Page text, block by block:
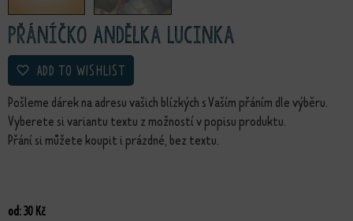
Přáníčko Andělka Lucinka
ADD TO WISHLIST
Pošleme dárek na adresu vašich blízkých s Vaším přáním dle výběru.
Vyberete si variantu textu z možností v popisu produktu.
Přání si můžete koupit i prázdné, bez textu.
od:30 Kč